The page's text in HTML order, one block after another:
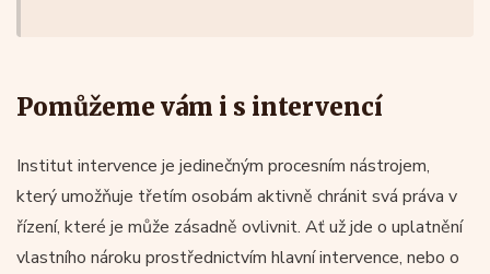
Pomůžeme vám i s intervencí
Institut intervence je jedinečným procesním nástrojem,
který umožňuje třetím osobám aktivně chránit svá práva v
řízení, které je může zásadně ovlivnit. Ať už jde o uplatnění
vlastního nároku prostřednictvím hlavní intervence, nebo o